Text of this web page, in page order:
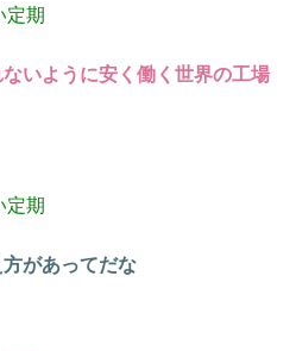
定期
いように安く働く世界の工場
定期
があってだな